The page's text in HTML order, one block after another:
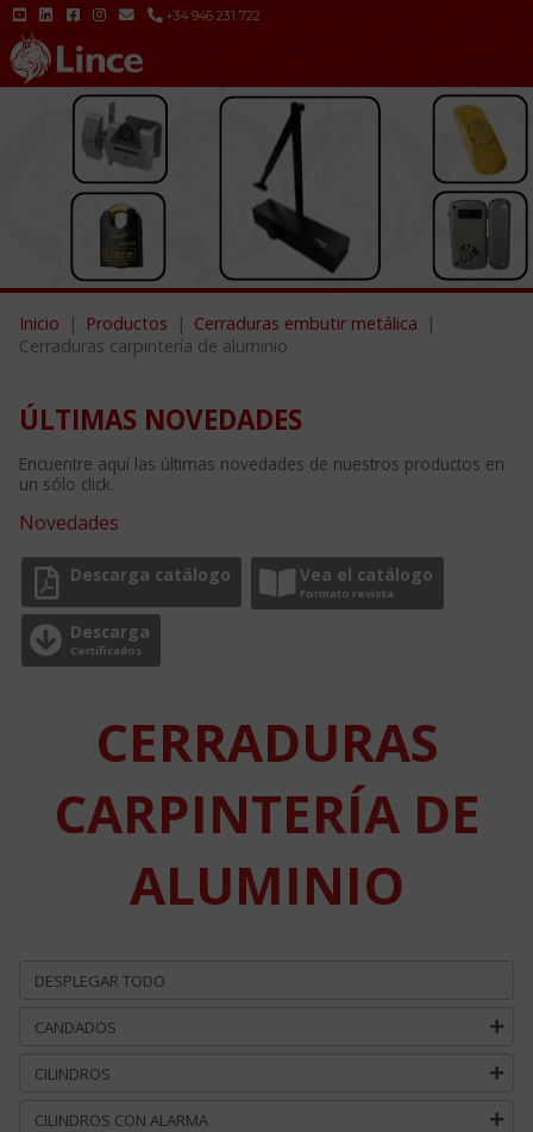
+34 946 231 722
Inicio Productos
Cerraduras embutir metálica
Cerraduras carpintería de aluminio
ÚLTIMAS NOVEDADES
Encuentre aquí las últimas novedades de nuestros productos en
un sólo click.
Novedades
Descarga catálogo Vea el catálogo
Formato revista
Descarga
Certificados
CERRADURAS
CARPINTERÍA DE
ALUMINIO
DESPLEGAR TODO
CANDADOS
CILINDROS
CILINDROS CON ALARMA